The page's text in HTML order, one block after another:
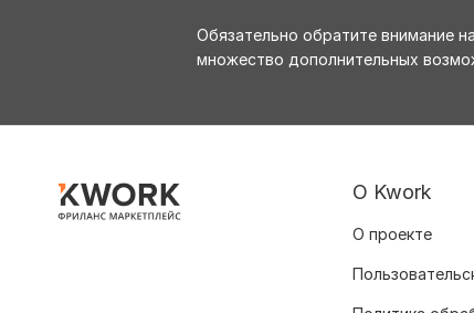
Обязательно обратите внимание
множество дополнительных
О Kwork
О проекте